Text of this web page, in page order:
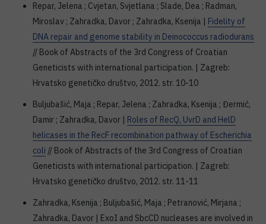
Repar, Jelena ; Cvjetan, Svjetlana ; Slade, Dea ; Radman,
Miroslav ; Zahradka, Davor ; Zahradka, Ksenija | Fidelity of
DNA repair and genome stability in Deinococcus radiodurans
// Book of Abstracts of the 3rd Congress of Croatian
Geneticists with international participation. | Zagreb:
Hrvatsko genetičko društvo, 2012. str. 10-10
Buljubašić, Maja ; Repar, Jelena ; Zahradka, Ksenija ; Đermić,
Damir ; Zahradka, Davor | Roles of RecQ, UvrD and HelD
helicases in the RecF recombination pathway of Escherichia
coli // Book of Abstracts of the 3rd Congress of Croatian
Geneticists with international participation. | Zagreb:
Hrvatsko genetičko društvo, 2012. str. 11-11
Zahradka, Ksenija ; Buljubašić, Maja ; Petranović, Mirjana ;
Zahradka, Davor | ExoI and SbcCD nucleases are involved in